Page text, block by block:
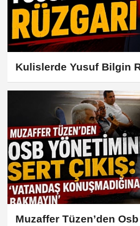
Kulislerde Yusuf Bilgin
Muzaffer Tüzen’den